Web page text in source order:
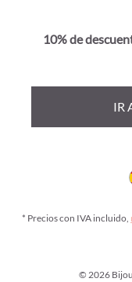
10% de
IR
* Precios con IVA incluido,
© 2026